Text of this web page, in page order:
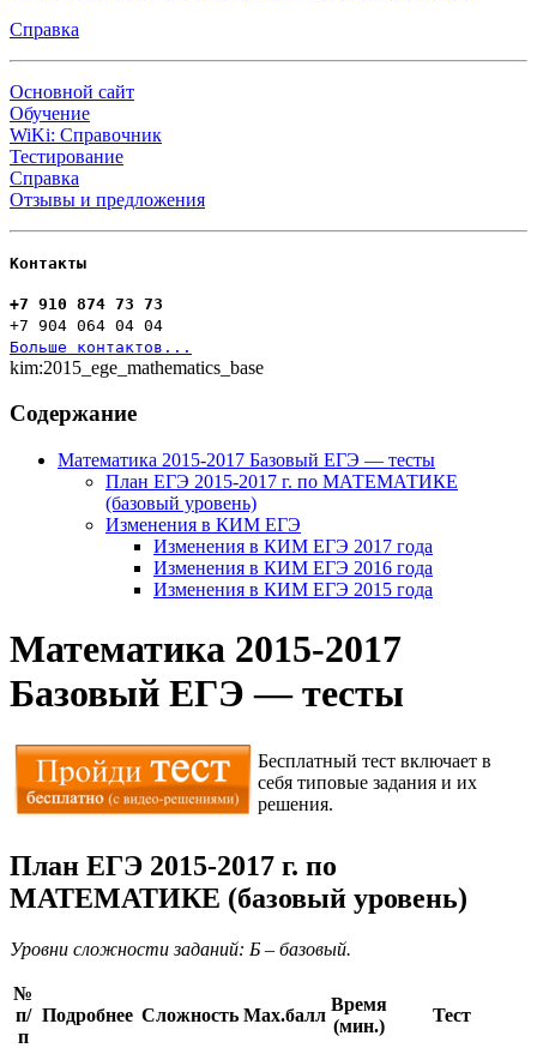
Справка
Основной сайт
Обучение
WiKi: Справочник
Тестирование
Справка
Отзывы и предложения
Контакты
+7 910 874 73 73
+7 904 064 04 04
Больше контактов...
kim:2015_ege_mathematics_base
Содержание
Математика 2015-2017 Базовый ЕГЭ — тесты
План ЕГЭ 2015-2017 г. по МАТЕМАТИКЕ
(базовый уровень)
Изменения в КИМ ЕГЭ
Изменения в КИМ ЕГЭ 2017 года
Изменения в КИМ ЕГЭ 2016 года
Изменения в КИМ ЕГЭ 2015 года
Математика 2015-2017
Базовый ЕГЭ — тесты
Бесплатный тест включает в
себя типовые задания и их
решения.
План ЕГЭ 2015-2017 г. по
МАТЕМАТИКЕ (базовый уровень)
Уровни сложности заданий: Б – базовый.
№
п/
п
Подробнее Сложность Мах.балл
Время
(мин.)
Тест